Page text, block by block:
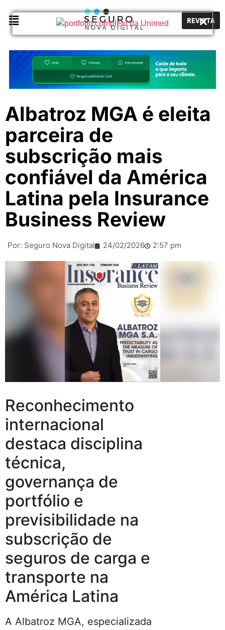
REVISTA
Albatroz MGA é eleita
parceira de
subscrição mais
confiável da América
Latina pela Insurance
Business Review
Por: Seguro Nova Digital 24/02/2026 2:57 pm
Reconhecimento
internacional
destaca disciplina
técnica,
governança de
portfólio e
previsibilidade na
subscrição de
seguros de carga e
transporte na
América Latina
A Albatroz MGA, especializada